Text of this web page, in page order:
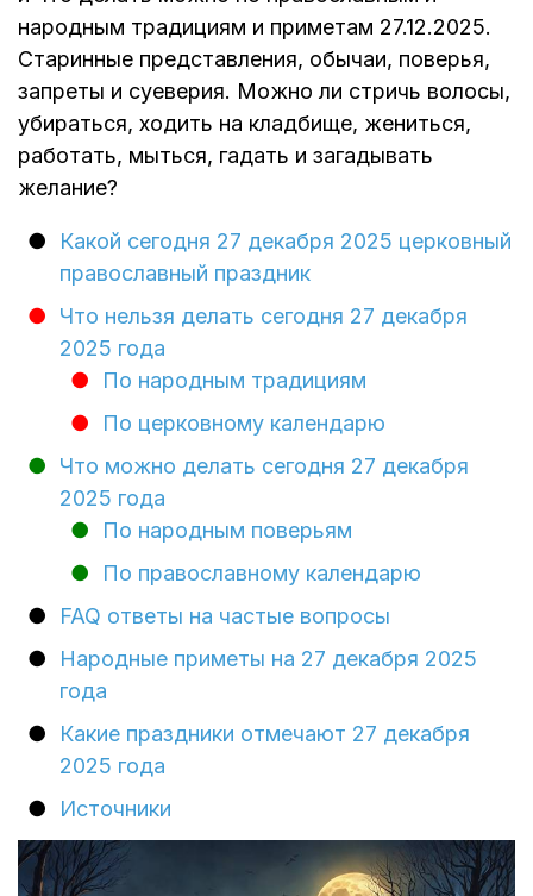
народным традициям и приметам 27.12.2025.
Старинные представления, обычаи, поверья,
запреты и суеверия. Можно ли стричь волосы,
убираться, ходить на кладбище, жениться,
работать, мыться, гадать и загадывать
желание?
Какой сегодня 27 декабря 2025 церковный
православный праздник
Что нельзя делать сегодня 27 декабря
2025 года
По народным традициям
По церковному календарю
Что можно делать сегодня 27 декабря
2025 года
По народным поверьям
По православному календарю
FAQ ответы на частые вопросы
Народные приметы на 27 декабря 2025
года
Какие праздники отмечают 27 декабря
2025 года
Источники